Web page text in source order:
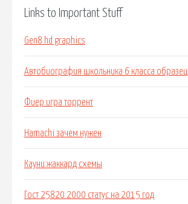
Links to Important Stuff
Gen8 hd graphics
Автобиография школьника 6 класса образец
Фиер игра торрент
Hamachi зачем нужен
Кауни жаккард схемы
Гост 25820 2000 статус на 2015 год